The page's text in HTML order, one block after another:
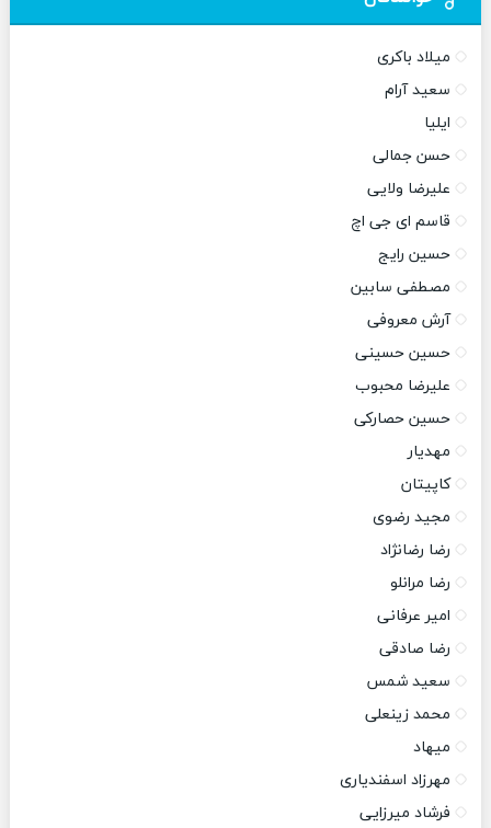
میلاد باکری
سعید آرام
ایلیا
حسن جمالی
علیرضا ولایی
قاسم ای جی اچ
حسین رایج
مصطفی سابین
آرش معروفی
حسین حسینی
علیرضا محبوب
حسین حصارکی
مهدیار
کاپیتان
مجید رضوی
رضا رضانژاد
رضا مرانلو
امیر عرفانی
رضا صادقی
سعید شمس
محمد زینعلی
میهاد
مهرزاد اسفندیاری
فرشاد میرزایی